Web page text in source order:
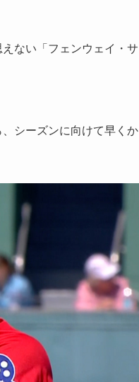
ない「フェンウェイ・サ
シーズンに向けて早くか